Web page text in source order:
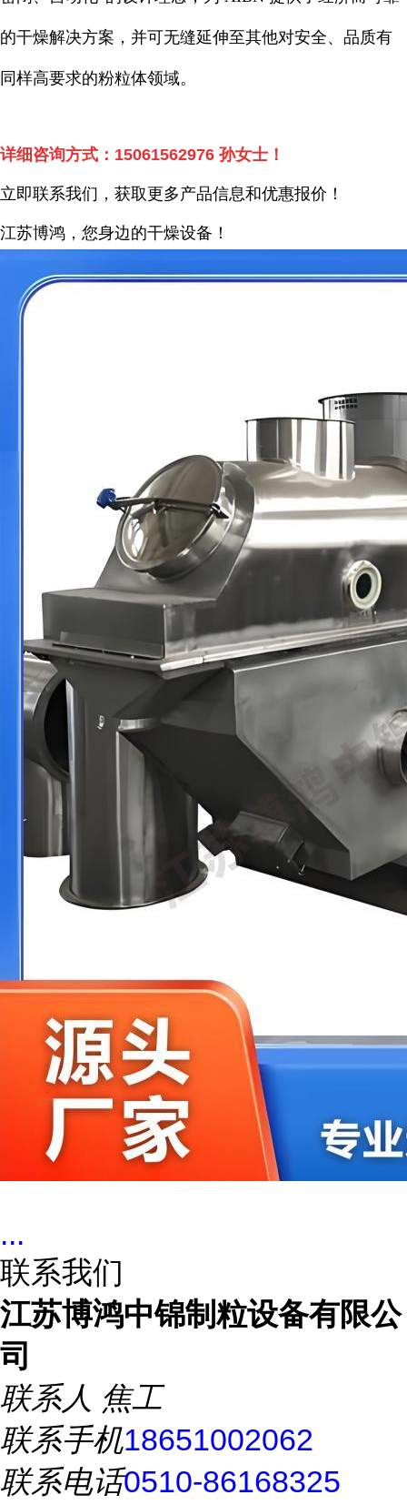
的干燥解决方案，并可无缝延伸至其他对安全、品质有
同样高要求的粉粒体领域。
详细咨询方式： 15061562976 孙女士！
立即联系我们，获取更多产品信息和优惠报价！
江苏博鸿，您身边的干燥设备 ！
...
联系我们
江苏博鸿中锦制粒设备有限公
司
联系人 焦工
联系手机18651002062
联系电话0510-86168325